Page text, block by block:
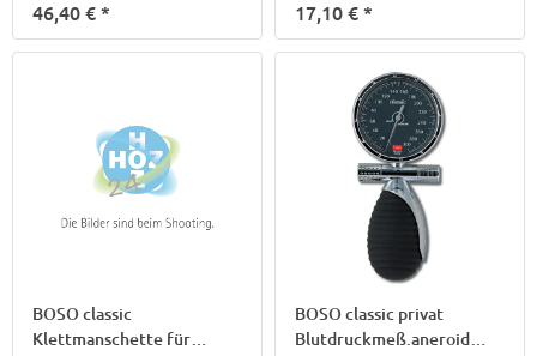
46,40 €* 17,10 €*
BOSO classic
Klettmanschette für
BOSO classic privat
Blutdruckmeß.aneroid